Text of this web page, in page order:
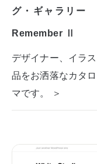
グ・ギャラリー
Remember Ⅱ
デザイナー、イラ
品をお洒落なカタ
マです。 ＞